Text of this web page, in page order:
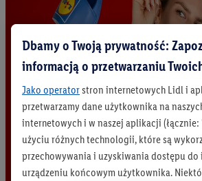
Dbamy o Twoją prywatność:
informacją o przetwarzaniu
Jako operatorstron internetowych Lidl i
przetwarzamy dane użytkownika na
internetowych i w naszej aplikacji
użyciu różnych technologii, które są
przechowywania i uzyskiwania dostępu
urządzeniu końcowym użytkownika.